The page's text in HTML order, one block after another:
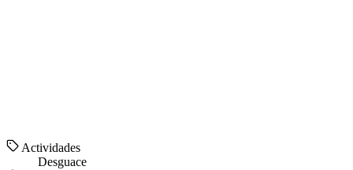
Actividades
Desguace